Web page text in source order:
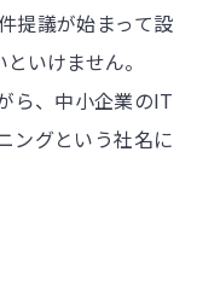
提議が始まって設
いけません。
ら、中小企業のIT
ングという社名に